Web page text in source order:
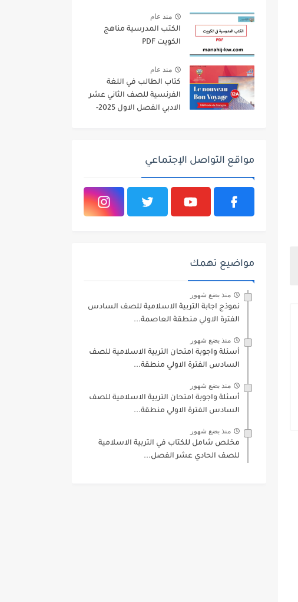
منذ عام
الكتب المدرسية مناهج
الكويت PDF
منذ عام
كتاب الطالب في اللغة
الفرنسية للصف الثاني عشر
الادبي الفصل الاول 2025-
مواقع التواصل الإجتماعي
مواضيع تهمك
منذ بضع شهور
نموذج اجابة التربية الاسلامية للصف السادس
الفترة الاولي منطقة العاصمة...
منذ بضع شهور
أسئلة واجوبة امتحان التربية الاسلامية للصف
السادس الفترة الاولي منطقة...
منذ بضع شهور
أسئلة واجوبة امتحان التربية الاسلامية للصف
السادس الفترة الاولي منطقة...
منذ بضع شهور
مخلص شامل للكتاب في التربية الاسلامية
للصف الحادي عشر الفصل...